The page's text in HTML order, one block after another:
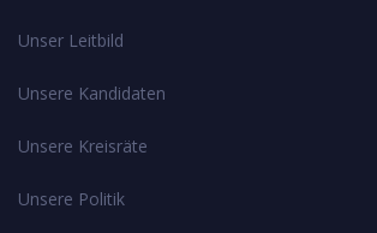
Unser Leitbild
Unsere Kandidaten
Unsere Kreisräte
Unsere Politik